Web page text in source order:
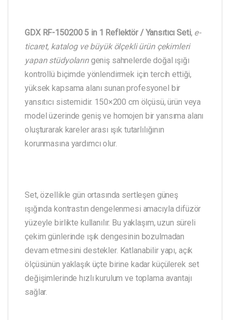
GDX RF-150200 5 in 1 Reflektör / Yansıtıcı Seti, e-
ticaret, katalog ve büyük ölçekli ürün çekimleri
yapan stüdyolarıngeniş sahnelerde doğal ışığı
kontrollü biçimde yönlendirmek için tercih ettiği,
yüksek kapsama alanı sunan profesyonel bir
yansıtıcı sistemidir. 150×200 cm ölçüsü, ürün veya
model üzerinde geniş ve homojen bir yansıma alanı
oluşturarak kareler arası ışık tutarlılığının
korunmasına yardımcı olur.
Set, özellikle gün ortasında sertleşen güneş
ışığında kontrastın dengelenmesi amacıyla difüzör
yüzeyle birlikte kullanılır. Bu yaklaşım, uzun süreli
çekim günlerinde ışık dengesinin bozulmadan
devam etmesini destekler. Katlanabilir yapı, açık
ölçüsünün yaklaşık üçte birine kadar küçülerek set
değişimlerinde hızlı kurulum ve toplama avantajı
sağlar.